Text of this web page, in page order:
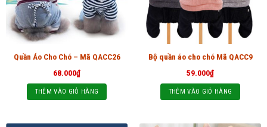
Quần Áo Cho Chó – Mã QACC26
68.000₫
THÊM VÀO GIỎ HÀNG
Bộ quần áo cho chó Mã QACC9
59.000₫
THÊM VÀO GIỎ HÀNG